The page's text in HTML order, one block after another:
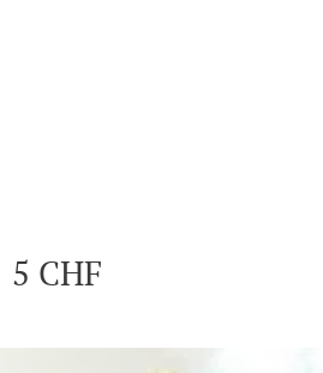
5 CHF